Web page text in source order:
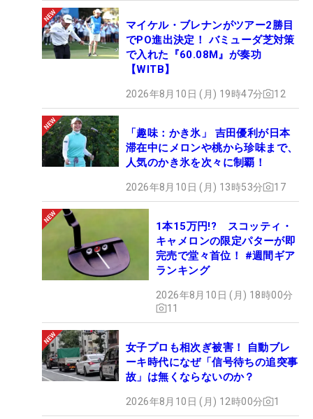
マイケル・ブレナンがツアー2勝目
でPO進出決定！ バミューダ芝対策
で入れた『60.08M』が奏功
【WITB】
2026年8月10日 (月) 19時47分 12
「趣味：かき氷」 吉田優利が日本
滞在中にメロンや桃から珍味まで、
人気のかき氷を次々に制覇！
2026年8月10日 (月) 13時53分 17
1本15万円!? スコッティ・
キャメロンの限定パターが即
完売で堂々首位！ #週間ギア
ランキング
2026年8月10日 (月) 18時00分
11
女子プロも相次ぎ被害！ 自動ブレ
ーキ時代になぜ「信号待ちの追突事
故」は無くならないのか？
2026年8月10日 (月) 12時00分 1